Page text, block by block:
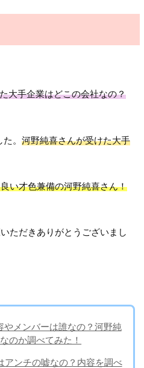
大手企業はどこの会社なの？
た。河野純喜さんが受けた大手
い才色兼備の河野純喜さん！
ただきありがとうございまし
やメンバーは誰なの？河野純
のか調べてみた！
アンチの嘘なの？内容を調べ